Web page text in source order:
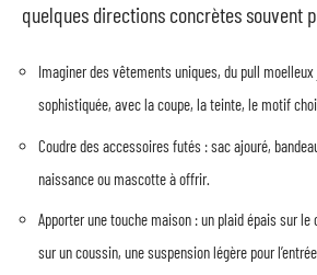
quelques directions concrètes souvent
Imaginer des vêtements uniques, du pull moelleux
sophistiquée, avec la coupe, la teinte, le motif
Coudre des accessoires futés : sac ajouré,
naissance ou mascotte à offrir.
Apporter une touche maison : un plaid épais sur le
sur un coussin, une suspension légère pour